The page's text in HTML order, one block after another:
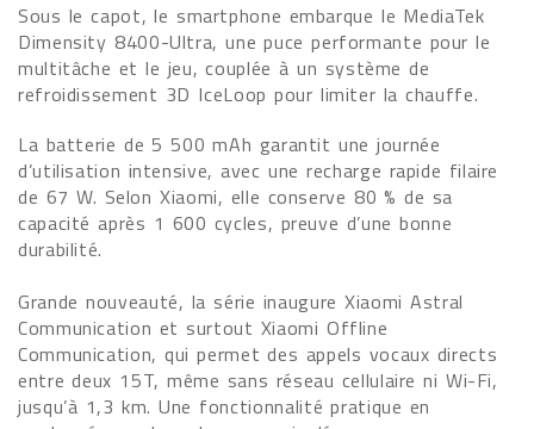
Sous le capot, le smartphone embarque le MediaTek
Dimensity 8400-Ultra, une puce performante pour le
multitâche et le jeu, couplée à un système de
refroidissement 3D IceLoop pour limiter la chauffe.
La batterie de 5 500 mAh garantit une journée
d’utilisation intensive, avec une recharge rapide filaire
de 67 W. Selon Xiaomi, elle conserve 80 % de sa
capacité après 1 600 cycles, preuve d’une bonne
durabilité.
Grande nouveauté, la série inaugure Xiaomi Astral
Communication et surtout Xiaomi Offline
Communication, qui permet des appels vocaux directs
entre deux 15T, même sans réseau cellulaire ni Wi-Fi,
jusqu’à 1,3 km. Une fonctionnalité pratique en